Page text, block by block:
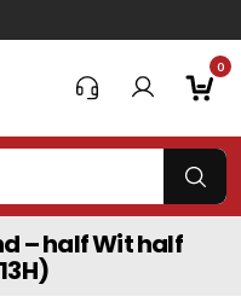
€ 75,-
0
– half Wit half